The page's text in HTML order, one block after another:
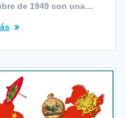
de 1949 con una…